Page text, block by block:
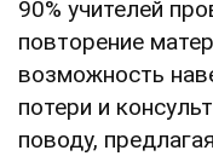
90% учителей
повторение
возможность
потери и
поводу,